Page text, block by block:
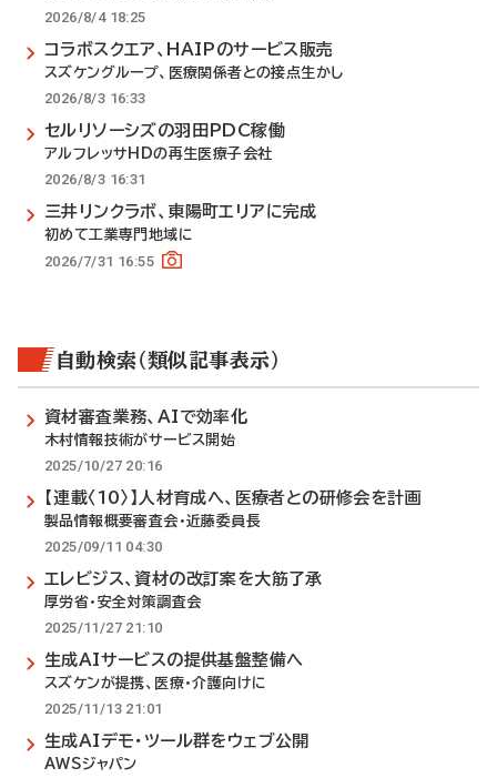
2026/8/4 18:25
コラボスクエア、HAIPのサービス販売
スズケングループ、医療関係者との接点生かし
2026/8/3 16:33
セルリソーシズの羽田PDC稼働
アルフレッサHDの再生医療子会社
2026/8/3 16:31
三井リンクラボ、東陽町エリアに完成
初めて工業専門地域に
2026/7/31 16:55
自動検索（類似記事表示）
資材審査業務、AIで効率化
木村情報技術がサービス開始
2025/10/27 20:16
【連載〈10〉】人材育成へ、医療者との研修会を計画
製品情報概要審査会・近藤委員長
2025/09/11 04:30
エレビジス、資材の改訂案を大筋了承
厚労省・安全対策調査会
2025/11/27 21:10
生成AIサービスの提供基盤整備へ
スズケンが提携、医療・介護向けに
2025/11/13 21:01
生成AIデモ・ツール群をウェブ公開
AWSジャパン